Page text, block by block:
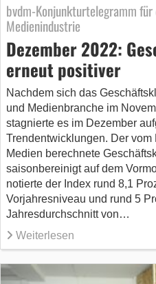
bvdm-Konjunkturtelegramm
Medienindustrie
Dezember 2022:
erneut positiver
Nachdem sich das
und Medienbranche im
stagnierte es im Dezember
Trendentwicklungen. Der
Medien berechnete
saisonbereinigt auf dem
notierte der Index rund 8,1
Vorjahresniveau und rund 5
Jahresdurchschnitt von…
Weiterlesen